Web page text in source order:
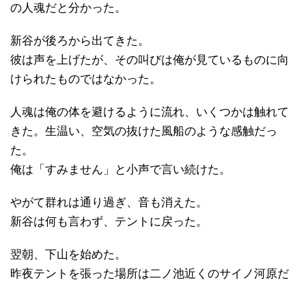
の人魂だと分かった。
新谷が後ろから出てきた。
彼は声を上げたが、その叫びは俺が見ているものに向
けられたものではなかった。
人魂は俺の体を避けるように流れ、いくつかは触れて
きた。生温い、空気の抜けた風船のような感触だっ
た。
俺は「すみません」と小声で言い続けた。
やがて群れは通り過ぎ、音も消えた。
新谷は何も言わず、テントに戻った。
翌朝、下山を始めた。
昨夜テントを張った場所は二ノ池近くのサイノ河原だ